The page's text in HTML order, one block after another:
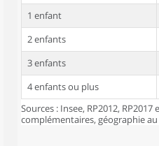
1 enfant
2 enfants
3 enfants
4 enfants ou plus
Sources : Insee, RP2012,
complémentaires, géographie